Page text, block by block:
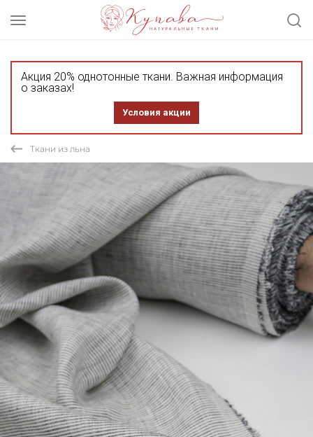
Акция 20% однотонные ткани. Важная информация
о заказах!
Условия акции
Ткани из льна